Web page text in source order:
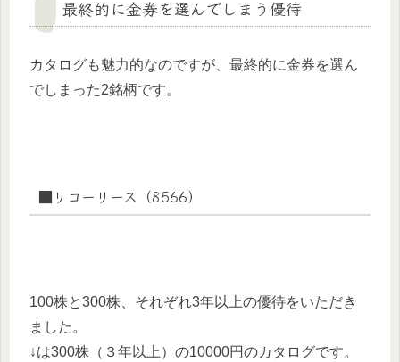
最終的に金券を選んでしまう優待
カタログも魅力的なのですが、最終的に金券を選ん
でしまった2銘柄です。
■リコーリース（8566）
100株と300株、それぞれ3年以上の優待をいただき
ました。
↓は300株（３年以上）の10000円のカタログです。